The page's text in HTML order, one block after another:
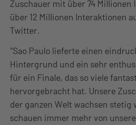
Zuschauer mit über 74 Millionen
über 12 Millionen Interaktionen
Twitter.
“Sao Paulo lieferte einen
Hintergrund und ein sehr
für ein Finale, das so viele
hervorgebracht hat. Unsere
der ganzen Welt wachsen stetig
schauen immer mehr von